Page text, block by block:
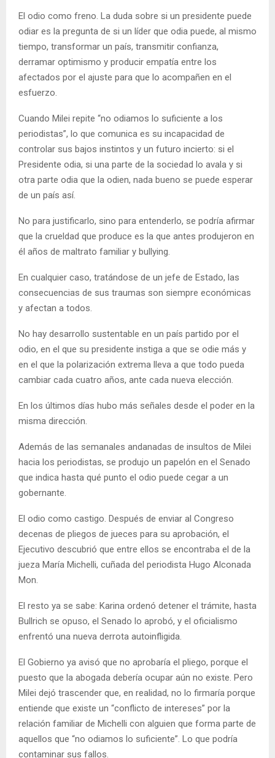
El odio como freno. La duda sobre si un presidente puede
odiar es la pregunta de si un líder que odia puede, al mismo
tiempo, transformar un país, transmitir confianza,
derramar optimismo y producir empatía entre los
afectados por el ajuste para que lo acompañen en el
esfuerzo.
Cuando Milei repite “no odiamos lo suficiente a los
periodistas”, lo que comunica es su incapacidad de
controlar sus bajos instintos y un futuro incierto: si el
Presidente odia, si una parte de la sociedad lo avala y si
otra parte odia que la odien, nada bueno se puede esperar
de un país así.
No para justificarlo, sino para entenderlo, se podría afirmar
que la crueldad que produce es la que antes produjeron en
él años de maltrato familiar y bullying.
En cualquier caso, tratándose de un jefe de Estado, las
consecuencias de sus traumas son siempre económicas
y afectan a todos.
No hay desarrollo sustentable en un país partido por el
odio, en el que su presidente instiga a que se odie más y
en el que la polarización extrema lleva a que todo pueda
cambiar cada cuatro años, ante cada nueva elección.
En los últimos días hubo más señales desde el poder en la
misma dirección.
Además de las semanales andanadas de insultos de Milei
hacia los periodistas, se produjo un papelón en el Senado
que indica hasta qué punto el odio puede cegar a un
gobernante.
El odio como castigo. Después de enviar al Congreso
decenas de pliegos de jueces para su aprobación, el
Ejecutivo descubrió que entre ellos se encontraba el de la
jueza María Michelli, cuñada del periodista Hugo Alconada
Mon.
El resto ya se sabe: Karina ordenó detener el trámite, hasta
Bullrich se opuso, el Senado lo aprobó, y el oficialismo
enfrentó una nueva derrota autoinfligida.
El Gobierno ya avisó que no aprobaría el pliego, porque el
puesto que la abogada debería ocupar aún no existe. Pero
Milei dejó trascender que, en realidad, no lo firmaría porque
entiende que existe un “conflicto de intereses” por la
relación familiar de Michelli con alguien que forma parte de
aquellos que “no odiamos lo suficiente”. Lo que podría
contaminar sus fallos.